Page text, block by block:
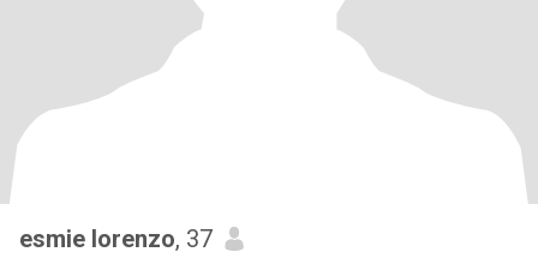
esmie lorenzo, 37